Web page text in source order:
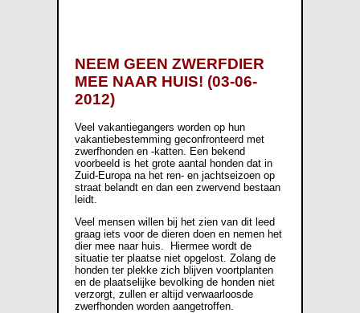
NEEM GEEN ZWERFDIER
MEE NAAR HUIS! (03-06-
2012)
Veel vakantiegangers worden op hun
vakantiebestemming geconfronteerd met
zwerfhonden en -katten. Een bekend
voorbeeld is het grote aantal honden dat in
Zuid-Europa na het ren- en jachtseizoen op
straat belandt en dan een zwervend bestaan
leidt.
Veel mensen willen bij het zien van dit leed
graag iets voor de dieren doen en nemen het
dier mee naar huis. Hiermee wordt de
situatie ter plaatse niet opgelost. Zolang de
honden ter plekke zich blijven voortplanten
en de plaatselijke bevolking de honden niet
verzorgt, zullen er altijd verwaarloosde
zwerfhonden worden aangetroffen.